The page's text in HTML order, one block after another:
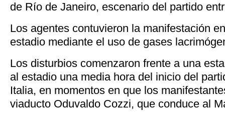
de Río de Janeiro, escenario del partido
Los agentes contuvieron la manifestación
estadio mediante el uso de gases
Los disturbios comenzaron frente a una
al estadio una media hora del inicio del
Italia, en momentos en que los
viaducto Oduvaldo Cozzi, que conduce al